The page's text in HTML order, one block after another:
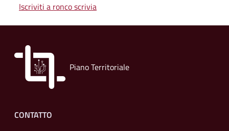
Iscriviti a ronco scrivia
Piano Territoriale
Footer menu
CONTATTO